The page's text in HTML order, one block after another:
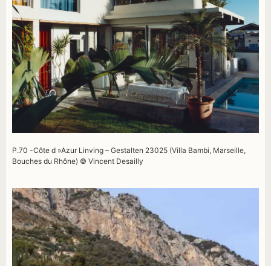
P.70 -Côte d »Azur Linving – Gestalten 23025 (Villa Bambi, Marseille,
Bouches du Rhône) © Vincent Desailly